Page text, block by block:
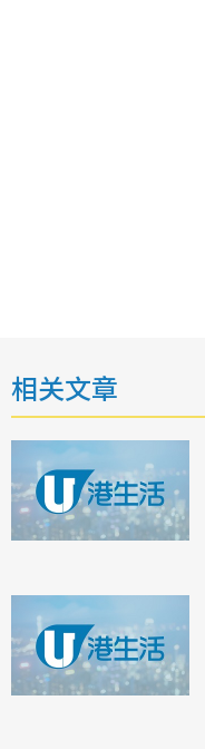
相关文章